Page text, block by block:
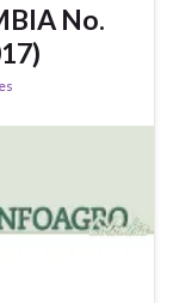
No.